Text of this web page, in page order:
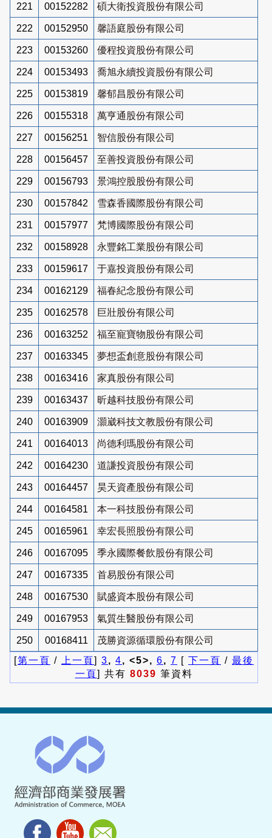
221 00152282 碩大衛投資股份有限公司
222 00152950 馨語庭股份有限公司
223 00153260 優程投資股份有限公司
224 00153493 喬旭永續投資股份有限公司
225 00153819 馨郁昌股份有限公司
226 00155318 萬亨通股份有限公司
227 00156251 智信股份有限公司
228 00156457 至善投資股份有限公司
229 00156793 景鴻控股股份有限公司
230 00157842 雪森香國際股份有限公司
231 00157977 梵博國際股份有限公司
232 00158928 永豐銘工業股份有限公司
233 00159617 于嘉投資股份有限公司
234 00162129 福春紀念股份有限公司
235 00162578 巨壯股份有限公司
236 00163252 福至寵寶物股份有限公司
237 00163345 夢想盃創意股份有限公司
238 00163416 家真股份有限公司
239 00163437 昕越科技股份有限公司
240 00163909 灝崴科技文教股份有限公司
241 00164013 尚德利瑪股份有限公司
242 00164230 道謙投資股份有限公司
243 00164457 昊天資產股份有限公司
244 00164581 本一科技股份有限公司
245 00165961 幸宏長照股份有限公司
246 00167095 季永國際餐飲股份有限公司
247 00167335 首易股份有限公司
248 00167530 賦盛資本股份有限公司
249 00167953 氣質生醫股份有限公司
250 00168411
茂勝資源循環股份有限公司
[第一頁 / 上一頁] 3, 4, <5>, 6, 7 [ 下一頁 / 最後
一頁] 共有 8039 筆資料